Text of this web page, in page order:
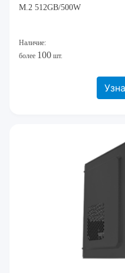
M.2 512GB/500W
Наличие:
более 100 шт.